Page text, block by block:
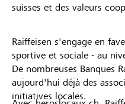
suisses et des valeurs
Raiffeisen s'engage en
sportive et sociale - au
De nombreuses Banques
aujourd'hui déjà des
initiatives locales.